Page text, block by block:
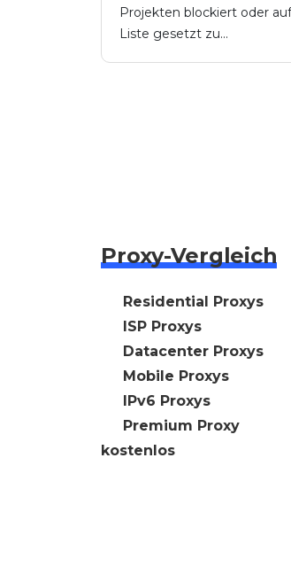
Projekten blockiert oder
Liste gesetzt zu...
Proxy-Vergleich
🇩🇪 Residential Proxys
🇩🇪 ISP Proxys
🇩🇪 Datacenter Proxys
🇩🇪 Mobile Proxys
🇩🇪 IPv6 Proxys
⭐ Premium Proxy
kostenlos